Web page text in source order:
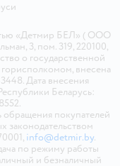
«Детмир БЕЛ» ( ООО
3, пом. 319, 220100,
о государственной
внесена
Дата внесения
Беларусь:
покупателей
законодательством
info@detmir.by.
по режиму работы
и безналичный